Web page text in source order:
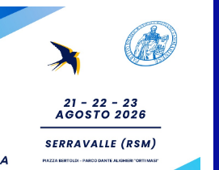
approvato
6 Agosto 2026
Protezione Civile San Marino.
della fase preliminare di
preallarme, dal 3 al 9 agosto
6 Agosto 2026